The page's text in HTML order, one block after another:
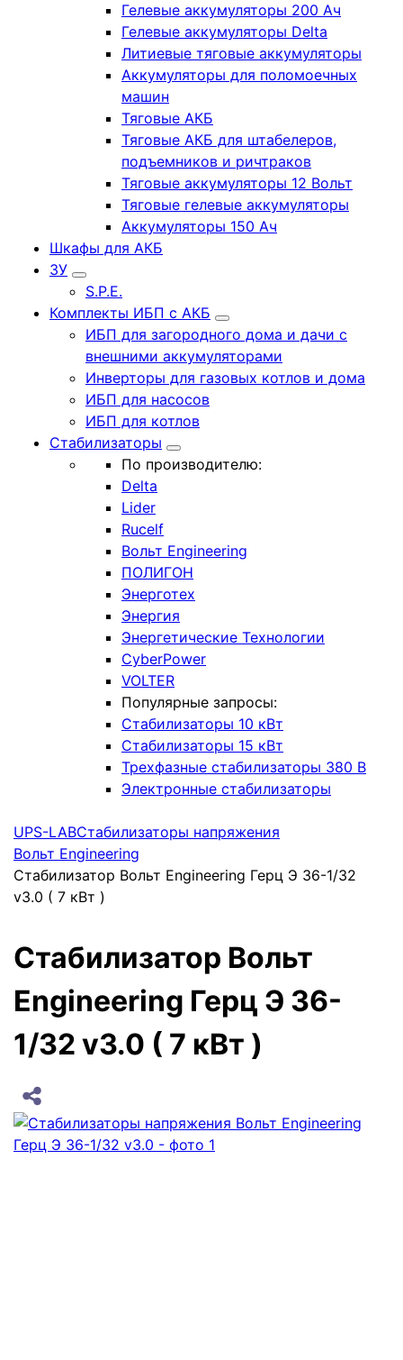
Гелевые аккумуляторы 200 Ач
Гелевые аккумуляторы Delta
Литиевые тяговые аккумуляторы
Аккумуляторы для поломоечных
машин
Тяговые АКБ
Тяговые АКБ для штабелеров,
подъемников и ричтраков
Тяговые аккумуляторы 12 Вольт
Тяговые гелевые аккумуляторы
Аккумуляторы 150 Ач
Шкафы для АКБ
ЗУ
S.P.E.
Комплекты ИБП с АКБ
ИБП для загородного дома и дачи с
внешними аккумуляторами
Инверторы для газовых котлов и дома
ИБП для насосов
ИБП для котлов
Стабилизаторы
По производителю:
Delta
Lider
Rucelf
Вольт Engineering
ПОЛИГОН
Энерготех
Энергия
Энергетические Технологии
CyberPower
VOLTER
Популярные запросы:
Стабилизаторы 10 кВт
Стабилизаторы 15 кВт
Трехфазные стабилизаторы 380 В
Электронные стабилизаторы
UPS-LABСтабилизаторы напряжения
Вольт Engineering
Стабилизатор Вольт Engineering Герц Э 36-1/32
v3.0 ( 7 кВт )
Стабилизатор Вольт
Engineering Герц Э 36-
1/32 v3.0 ( 7 кВт )